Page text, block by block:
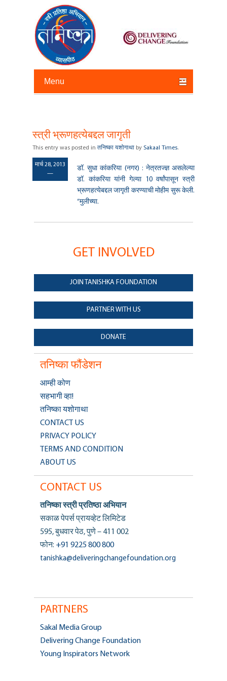
स्त्री भ्रूणहत्येबद्दल जागृती
This entry was posted in तनिष्का यशोगाथा by Sakaal Times.
मार्च 28, 2013
—
डॉ. सुधा कांकरिया (नगर) : नेत्रतज्ज्ञ असलेल्या
डॉ. कांकरिया यांनी गेल्या 10 वर्षांपासून स्त्री
भ्रूणहत्येबद्दल जागृती करण्याची मोहीम सुरू केली.
“मुलीच्या.
GET INVOLVED
JOIN TANISHKA FOUNDATION
PARTNER WITH US
DONATE
तनिष्का फौंडेशन
आम्ही कोण
सहभागी व्हा!
तनिष्का यशोगाथा
CONTACT US
PRIVACY POLICY
TERMS AND CONDITION
ABOUT US
CONTACT US
तनिष्का स्त्री प्रतिष्ठा अभियान
सकाळ पेपर्स प्रायव्हेट लिमिटेड
595, बुधवार पेठ, पुणे – 411 002
फोन: +91 9225 800 800
tanishka@deliveringchangefoundation.org
PARTNERS
Sakal Media Group
Delivering Change Foundation
Young Inspirators Network